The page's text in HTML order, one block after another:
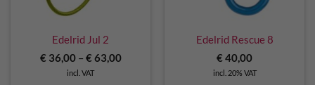
Edelrid Jul 2
€36,00– €63,00
incl. VAT
Edelrid Rescue 8
€40,00
incl. 20% VAT